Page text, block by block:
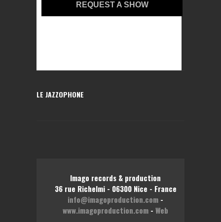
REQUEST A SHOW
LE JAZZOPHONE
Imago records & production
36 rue Richelmi - 06300 Nice - France
info@imagoproduction.com -
www.imagoproduction.com - Web